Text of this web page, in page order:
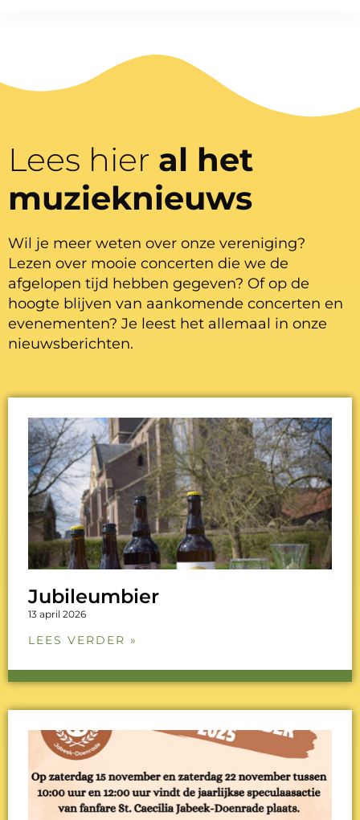
Lees hier al het
muzieknieuws
Wil je meer weten over onze vereniging?
Lezen over mooie concerten die we de
afgelopen tijd hebben gegeven? Of op de
hoogte blijven van aankomende concerten en
evenementen? Je leest het allemaal in onze
nieuwsberichten.
Jubileumbier
13 april 2026
LEES VERDER »